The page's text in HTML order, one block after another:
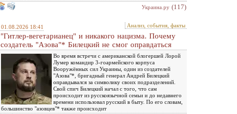
Украина.ру (117)
01.08.2026 18:41 Анализ, события, факты
"Гитлер-вегетарианец" и никакого нацизма. Почему
создатель "Азова"* Билецкий не смог оправдаться
Во время встречи с американской блогершей Лорой
Лумер командир 3-гоармейского корпуса
Вооружённых сил Украины, один из создателей
"Азова"*, бригадный генерал Андрей Билецкий
оправдывался за символику своих подразделений.
Свой спич Билецкий начал с того, что сам
происходит из русскоязычной семьи и до недавнего
времени использовал русский в быту. По его словам,
большинство "азовцев"* также происходит